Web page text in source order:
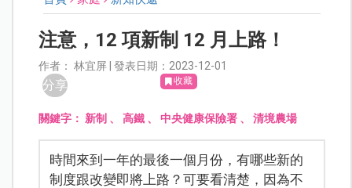
注意，12 項新制 12 月上路！
作者： 林宜屏 | 發表日期：2023-12-01
分享 收藏
關鍵字： 新制 、高鐵 、中央健康保險署 、清境農場
時間來到一年的最後一個月份，有哪些新的
制度跟改變即將上路？可要看清楚，因為不